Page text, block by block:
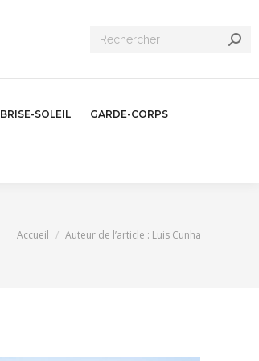
Recherche
BRISE-SOLEIL GARDE-CORPS
Vous êtes ici :
Accueil Auteur de l’article : Luis Cunha